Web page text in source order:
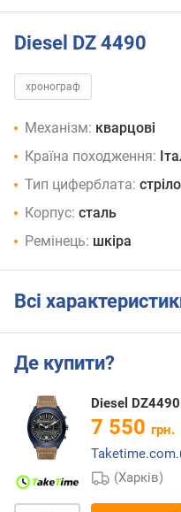
Diesel DZ 4490
хронограф
Механізм: кварцові
Країна походження:
Тип циферблата:
Корпус: сталь
Ремінець: шкіра
Всі
Де купити?
Diesel DZ4490
7 550 грн.
(Харків)